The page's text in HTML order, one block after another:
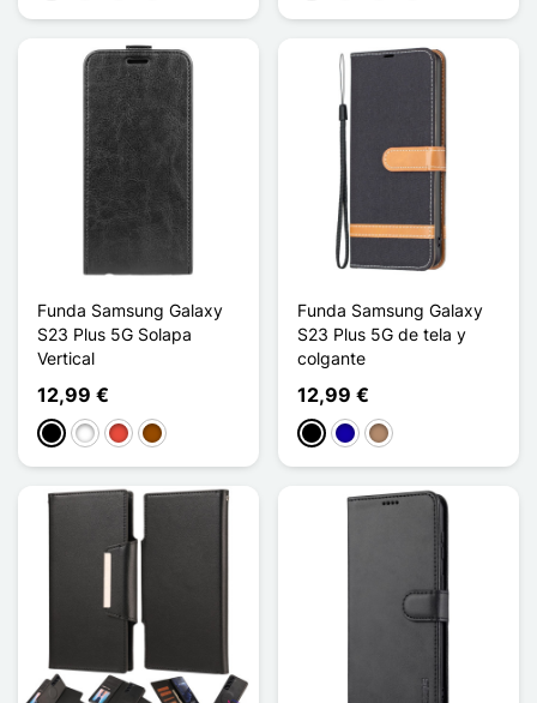
Funda Samsung Galaxy
S23 Plus 5G Solapa
Vertical
12,99 €
NegroBlancoRojoMarrón
Funda Samsung Galaxy
S23 Plus 5G de tela y
colgante
12,99 €
NegroAzul oscuro
Topo